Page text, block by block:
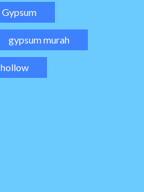
Gypsum
gypsum murah
hollow